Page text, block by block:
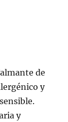
de
y
y